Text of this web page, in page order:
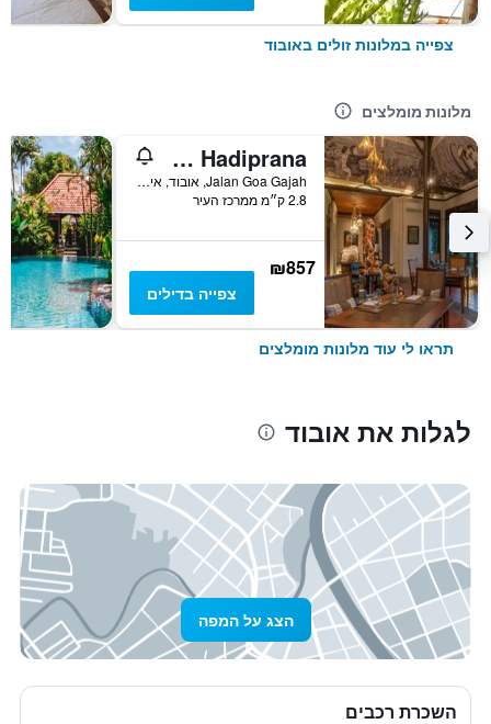
צפייה במלונות זולים באובוד
מלונות מומלצים
Tanah Gajah, a Resort by Hadiprana
Jalan Goa Gajah, אובוד, אינדונזיה
2.8 ק״מ ממרכז העיר
₪857
צפייה בדילים
תראו לי עוד מלונות מומלצים
לגלות את אובוד
הצג על המפה
השכרת רכבים